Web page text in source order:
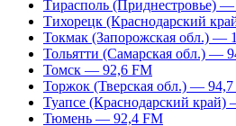
Тирасполь (Приднестровье)
Тихорецк (Краснодарский
Токмак (Запорожская обл.) —
Тольятти (Самарская обл.) —
Томск — 92,6 FM
Торжок (Тверская обл.) —
Туапсе (Краснодарский край)
Тюмень — 92,4 FM